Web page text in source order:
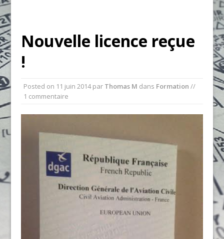
Nouvelle licence reçue
!
Posted on 11 juin 2014par Thomas M dans Formation //
1 commentaire